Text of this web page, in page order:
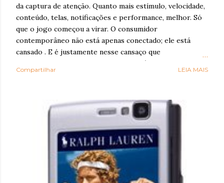
da captura de atenção. Quanto mais estímulo, velocidade,
conteúdo, telas, notificações e performance, melhor. Só
que o jogo começou a virar. O consumidor
contemporâneo não está apenas conectado; ele está
cansado . E é justamente nesse cansaço que o reset
sensorial ganha força: como resposta à exaustão
cognitiva e emocional provocada por anos de
WGSN define o conceito como a valorização de tato,
olfato, visão, audição e paladar como ferramentas de
bem-estar, presença e conexão . Embora o nome “reset
sensorial” esteja sendo popularizado agora, a lógica por
trás dele já aparece em outros grandes relatórios
globais. A Accenture , em Life Trends 2025 , descreve o
movimento de Social Rewilding , segundo o qual as
pessoas buscam mais profundidade, autenticidade e
Compartilhar LEIA MAIS